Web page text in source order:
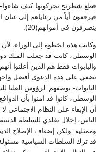
قطع شطرنج يحركونها كيف
فيرفعون أياً من رعاياهم إلى عنان
يتصرفون في أموالهم(20).
وكانت هذه الخطوة إلى الوراء،
الوسطى، كانت قد جعلت الملك
والبابوات فقط هم الذين أعلنوا
نضفي على هذه الدعوى أفضل
البابوات- بوصفهم الرؤوس العليا
الوسطى، كانوا قد آمنوا بأن
أن الإبقاء على النظام الاجتماعي
الناس، إجلال تقلدي للسلطة
وممثليه. ولكن إضعاف الإصلاح
قد ترك السلطات السياسية مسئولة